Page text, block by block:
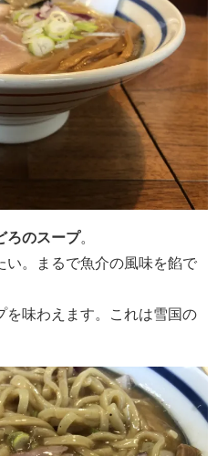
ろのスープ。
い。まるで魚介の風味を餡で
を味わえます。これは雪国の